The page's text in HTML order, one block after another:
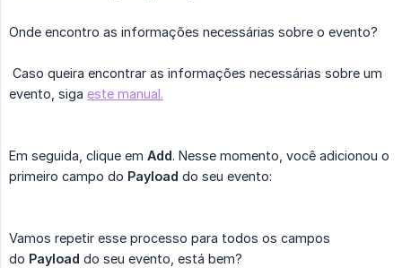
Onde encontro as informações necessárias sobre o evento?
Caso queira encontrar as informações necessárias sobre um
evento, siga este manual.
Em seguida, clique em Add. Nesse momento, você adicionou o
primeiro campo do Payload do seu evento:
Vamos repetir esse processo para todos os campos
do Payload do seu evento, está bem?